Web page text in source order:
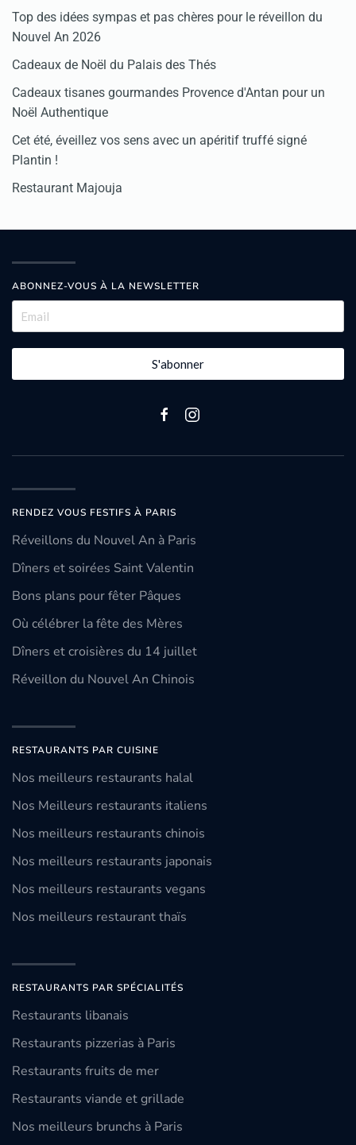
Top des idées sympas et pas chères pour le réveillon du
Nouvel An 2026
Cadeaux de Noël du Palais des Thés
Cadeaux tisanes gourmandes Provence d'Antan pour un
Noël Authentique
Cet été, éveillez vos sens avec un apéritif truffé signé
Plantin !
Restaurant Majouja
ABONNEZ-VOUS À LA NEWSLETTER
S'abonner
RENDEZ VOUS FESTIFS À PARIS
Réveillons du Nouvel An à Paris
Dîners et soirées Saint Valentin
Bons plans pour fêter Pâques
Où célébrer la fête des Mères
Dîners et croisières du 14 juillet
Réveillon du Nouvel An Chinois
RESTAURANTS PAR CUISINE
Nos meilleurs restaurants halal
Nos Meilleurs restaurants italiens
Nos meilleurs restaurants chinois
Nos meilleurs restaurants japonais
Nos meilleurs restaurants vegans
Nos meilleurs restaurant thaïs
RESTAURANTS PAR SPÉCIALITÉS
Restaurants libanais
Restaurants pizzerias à Paris
Restaurants fruits de mer
Restaurants viande et grillade
Nos meilleurs brunchs à Paris